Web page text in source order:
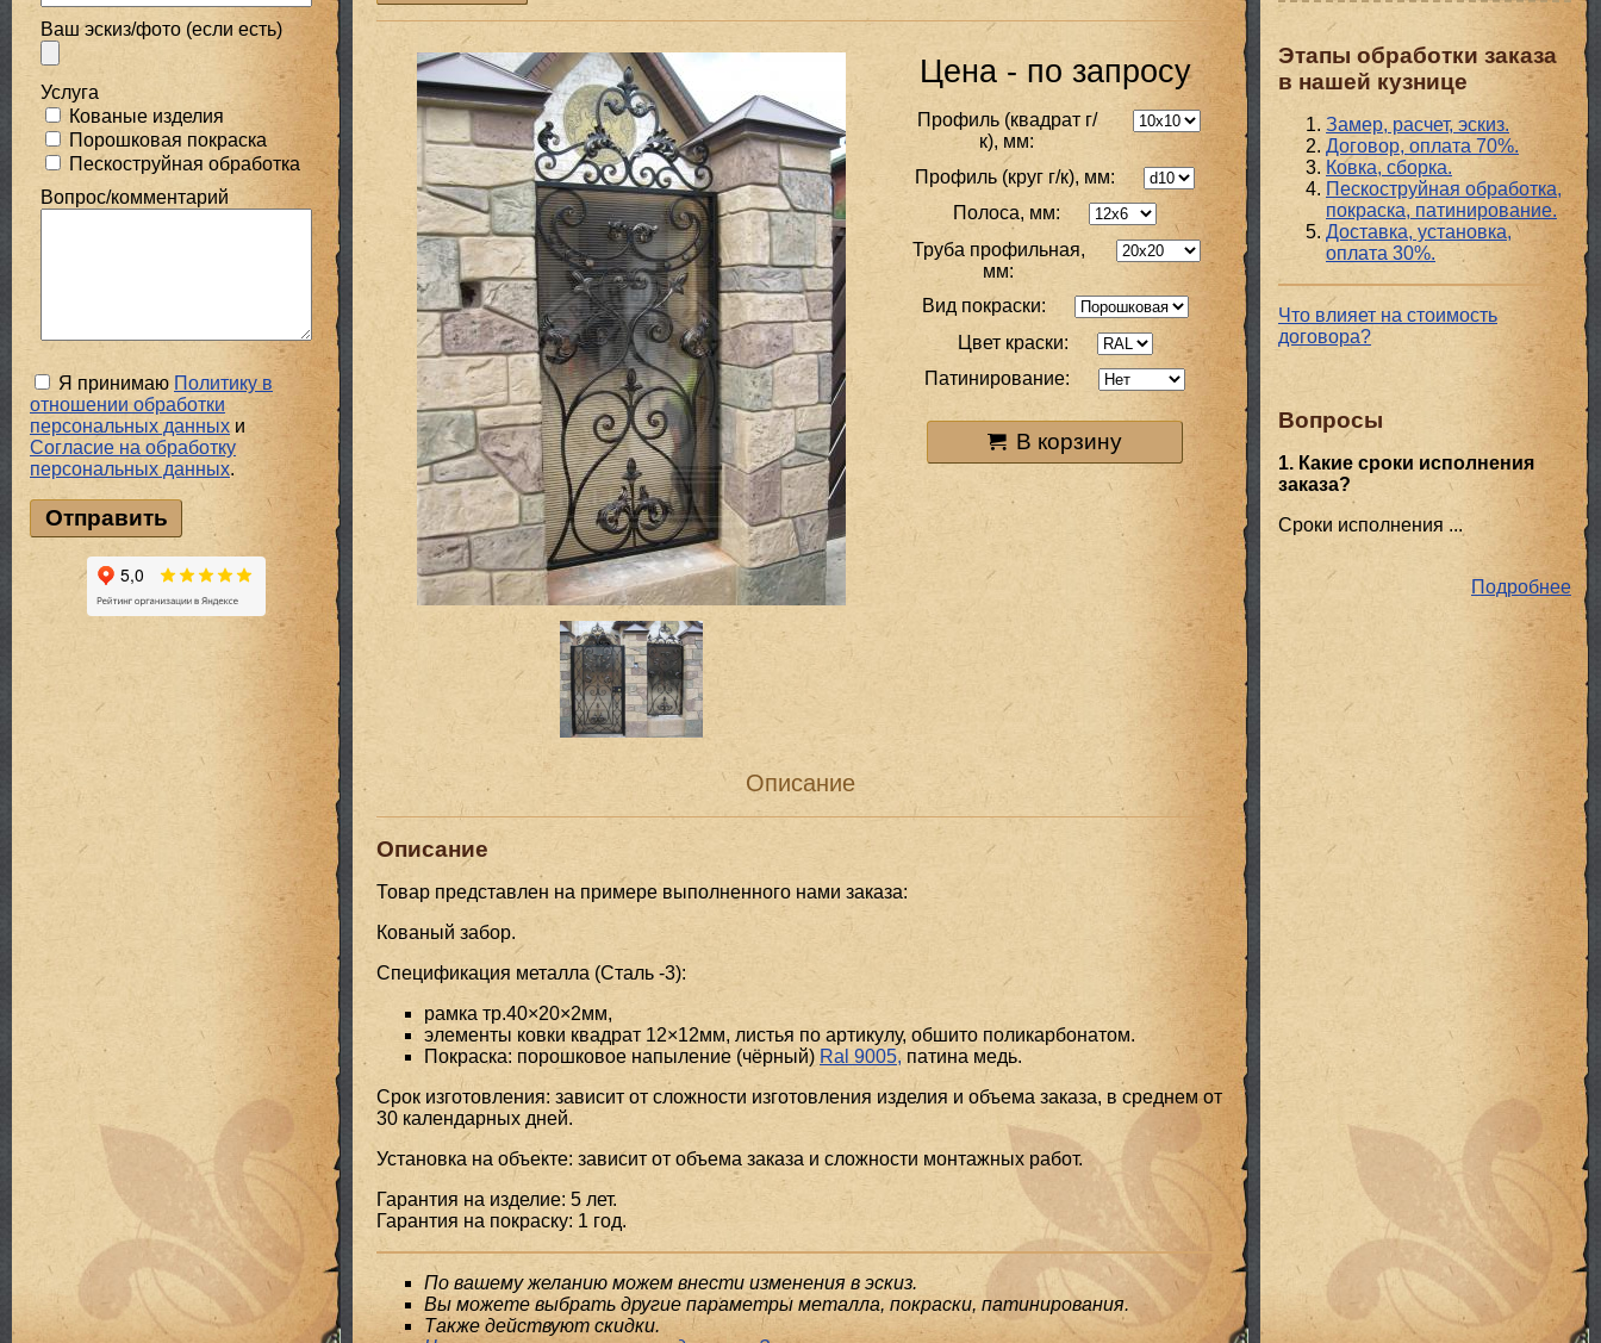
Цена - по запросу
Профиль (квадрат г/
к), мм:
Профиль (круг г/к), мм:
Полоса, мм:
Труба профильная,
мм:
Вид покраски:
Цвет краски:
Патинирование:
В корзину
Описание
Описание
Товар представлен на примере выполненного нами заказа:
Кованый забор.
Спецификация металла (Сталь -3):
рамка тр.40×20×2мм,
элементы ковки квадрат 12×12мм, листья по артикулу, обшито поликарбонатом.
Покраска: порошковое напыление (чёрный) Ral 9005, патина медь.
Срок изготовления: зависит от сложности изготовления изделия и объема заказа, в среднем от
30 календарных дней.
Установка на объекте: зависит от объема заказа и сложности монтажных работ.
Гарантия на изделие: 5 лет.
Гарантия на покраску: 1 год.
По вашему желанию можем внести изменения в эскиз.
Вы можете выбрать другие параметры металла, покраски, патинирования.
Также действуют скидки.
Ваш эскиз/фото (если есть)
Услуга
Кованые изделия
Порошковая покраска
Пескоструйная обработка
Вопрос/комментарий
Я принимаю Политику в
отношении обработки
персональных данных и
Cогласие на обработку
персональных данных.
Этапы обработки заказа
в нашей кузнице
Замер, расчет, эскиз.
Договор, оплата 70%.
Ковка, сборка.
Пескоструйная обработка,
покраска, патинирование.
Доставка, установка,
оплата 30%.
Что влияет на стоимость
договора?
Вопросы
1. Какие сроки исполнения
заказа?
Сроки исполнения ...
Подробнее